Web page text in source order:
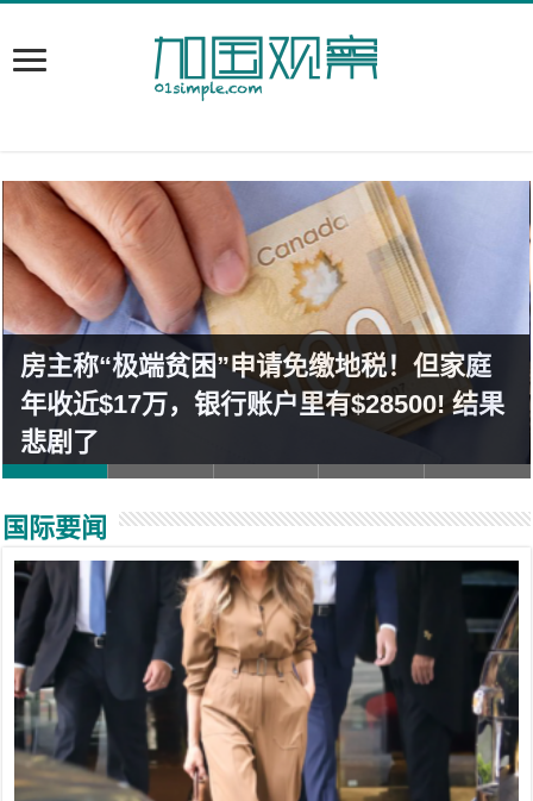
房主称“极端贫困”申请免缴地税！但家庭
年收近$17万，银行账户里有$28500! 结果
悲剧了
国际要闻